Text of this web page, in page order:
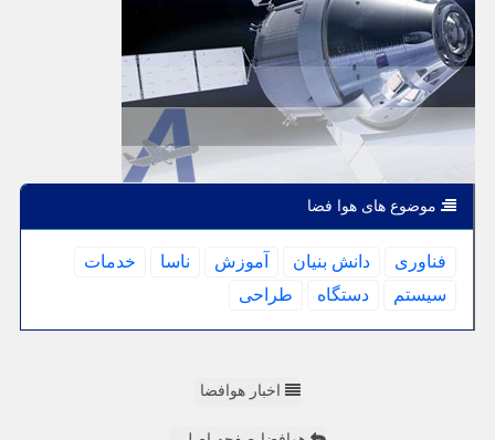
موضوع های هوا فضا
فناوری دانش بنیان آموزش ناسا
خدمات
سیستم
دستگاه طراحی
اخبار هوافضا